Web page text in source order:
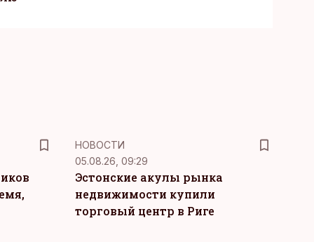
НОВОСТИ
05.08.26, 09:29
Эстонские акулы рынка
недвижимости купили
торговый центр в Риге